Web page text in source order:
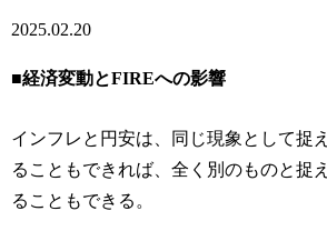
2025.02.20
■経済変動とFIREへの影響
インフレと円安は、同じ現象として捉え
ることもできれば、全く別のものと捉え
ることもできる。